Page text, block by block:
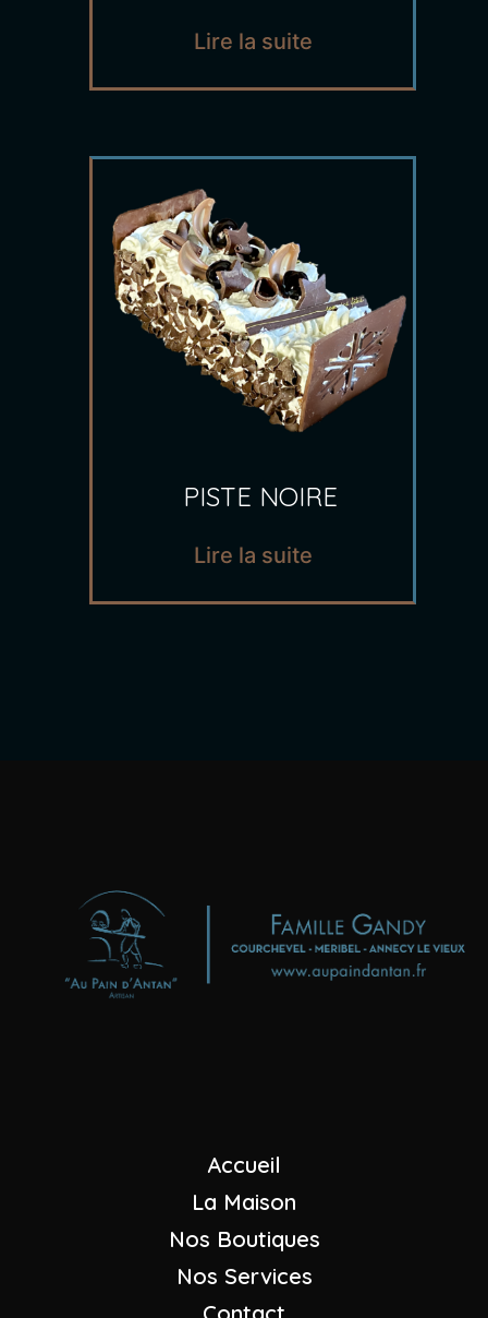
Lire la suite
PISTE NOIRE
Lire la suite
Boulangeries - Pâtisseries
"Au Pain d'Antan"
Accueil
La Maison
Nos Boutiques
Nos Services